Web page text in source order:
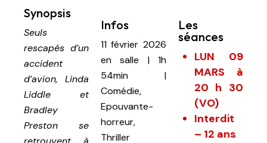
Synopsis
Seuls
rescapés d’un
accident
d’avion, Linda
Liddle et
Bradley
Preston se
Infos
11 février 2026
en salle |1h
54min |
Comédie,
Epouvante-
horreur,
Thriller
Les
séances
LUN 09
MARS à
20 h 30
(VO)
Interdit
– 12 ans